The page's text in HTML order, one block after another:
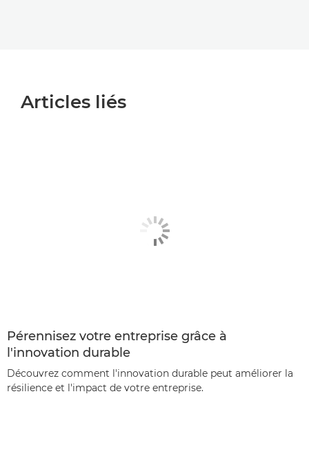
Articles liés
Pérennisez votre entreprise grâce à
l'innovation durable
Découvrez comment l'innovation durable peut améliorer la
résilience et l'impact de votre entreprise.